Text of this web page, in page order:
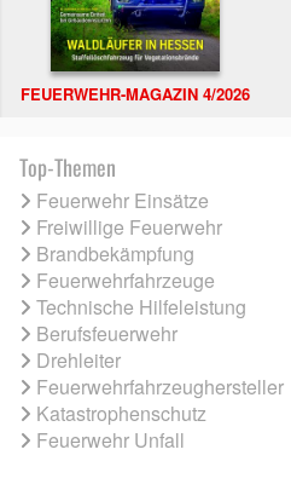
FEUERWEHR-MAGAZIN 4/2026
Top-Themen
Feuerwehr Einsätze
Freiwillige Feuerwehr
Brandbekämpfung
Feuerwehrfahrzeuge
Technische Hilfeleistung
Berufsfeuerwehr
Drehleiter
Feuerwehrfahrzeughersteller
Katastrophenschutz
Feuerwehr Unfall